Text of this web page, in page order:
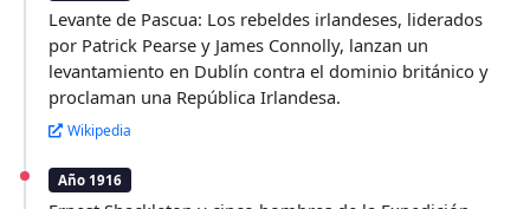
Levante de Pascua: Los rebeldes irlandeses, liderados
por Patrick Pearse y James Connolly, lanzan un
levantamiento en Dublín contra el dominio británico y
proclaman una República Irlandesa.
Wikipedia
Año 1916